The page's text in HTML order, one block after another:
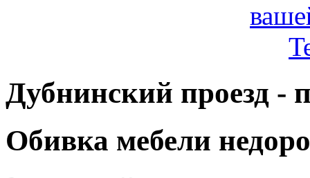
Дубнинский проезд -
Обивка мебели